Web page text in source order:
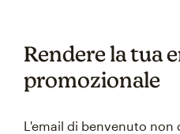
Rendere la tua
promozionale
L'email di benvenuto non